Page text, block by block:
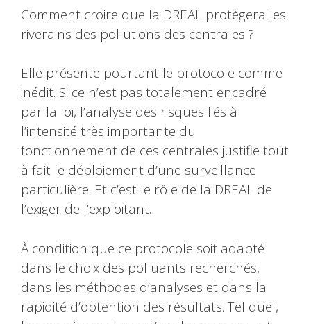
Comment croire que la DREAL protègera les
riverains des pollutions des centrales ?
Elle présente pourtant le protocole comme
inédit. Si ce n’est pas totalement encadré
par la loi, l’analyse des risques liés à
l’intensité très importante du
fonctionnement de ces centrales justifie tout
à fait le déploiement d’une surveillance
particulière. Et c’est le rôle de la DREAL de
l’exiger de l’exploitant.
À condition que ce protocole soit adapté
dans le choix des polluants recherchés,
dans les méthodes d’analyses et dans la
rapidité d’obtention des résultats. Tel quel,